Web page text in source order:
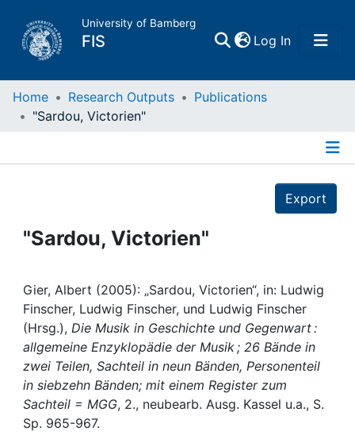
University of Bamberg
FIS Log In(current)
Home
Projects
Institutions
Awards
My FIS
Home Research Outputs
Publications
"Sardou, Victorien"
Export
"Sardou, Victorien"
Gier, Albert (2005): „Sardou, Victorien“, in: Ludwig
Finscher, Ludwig Finscher, und Ludwig Finscher
(Hrsg.), Die Musik in Geschichte und Gegenwart :
allgemeine Enzyklopädie der Musik ; 26 Bände in
zwei Teilen, Sachteil in neun Bänden, Personenteil
in siebzehn Bänden; mit einem Register zum
Sachteil = MGG, 2., neubearb. Ausg. Kassel u.a., S.
Sp. 965-967.